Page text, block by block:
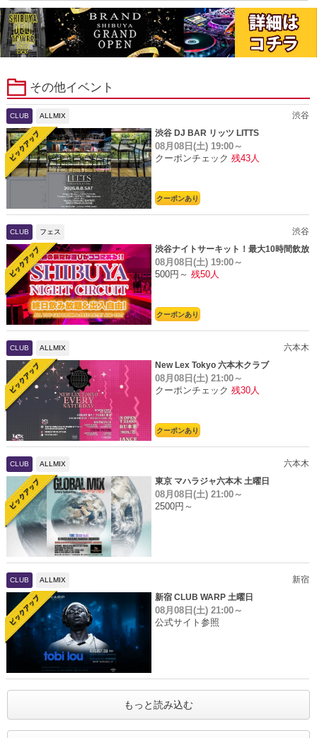
その他イベント
CLUB ALLMIX
渋谷
渋谷 DJ BAR リッツ LITTS
08月08日(土) 19:00～
クーポンチェック 残43人
クーポンあり
CLUB フェス
渋谷
渋谷ナイトサーキット！最大10時間飲放
題
08月08日(土) 19:00～
500円～ 残50人
クーポンあり
CLUB ALLMIX
六本木
New Lex Tokyo 六本木クラブ
08月08日(土) 21:00～
クーポンチェック 残30人
クーポンあり
CLUB ALLMIX
六本木
東京 マハラジャ六本木 土曜日
08月08日(土) 21:00～
2500円～
CLUB ALLMIX
新宿
新宿 CLUB WARP 土曜日
08月08日(土) 21:00～
公式サイト参照
もっと読み込む